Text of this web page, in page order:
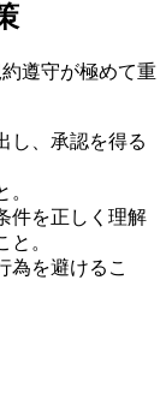
遵守が極めて重
し、承認を得る
件を正しく理解
。
為を避けるこ